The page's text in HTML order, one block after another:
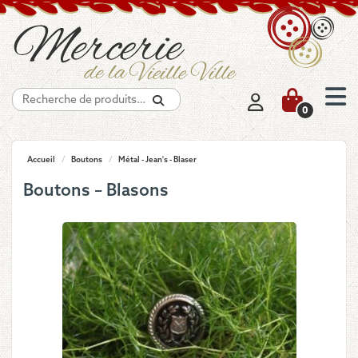
Recherche
0
Accueil / Boutons / Métal - Jean's - Blaser
Boutons – Blasons